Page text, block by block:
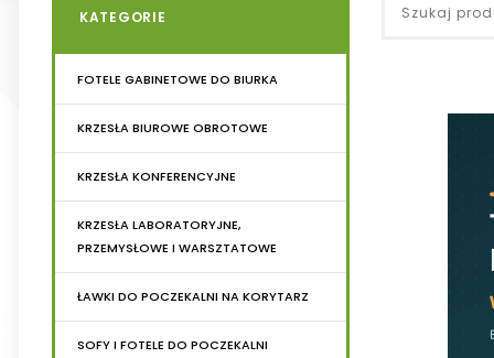
KATEGORIE
FOTELE GABINETOWE DO BIURKA
KRZESŁA BIUROWE OBROTOWE
KRZESŁA KONFERENCYJNE
KRZESŁA LABORATORYJNE,
PRZEMYSŁOWE I WARSZTATOWE
ŁAWKI DO POCZEKALNI NA KORYTARZ
SOFY I FOTELE DO POCZEKALNI